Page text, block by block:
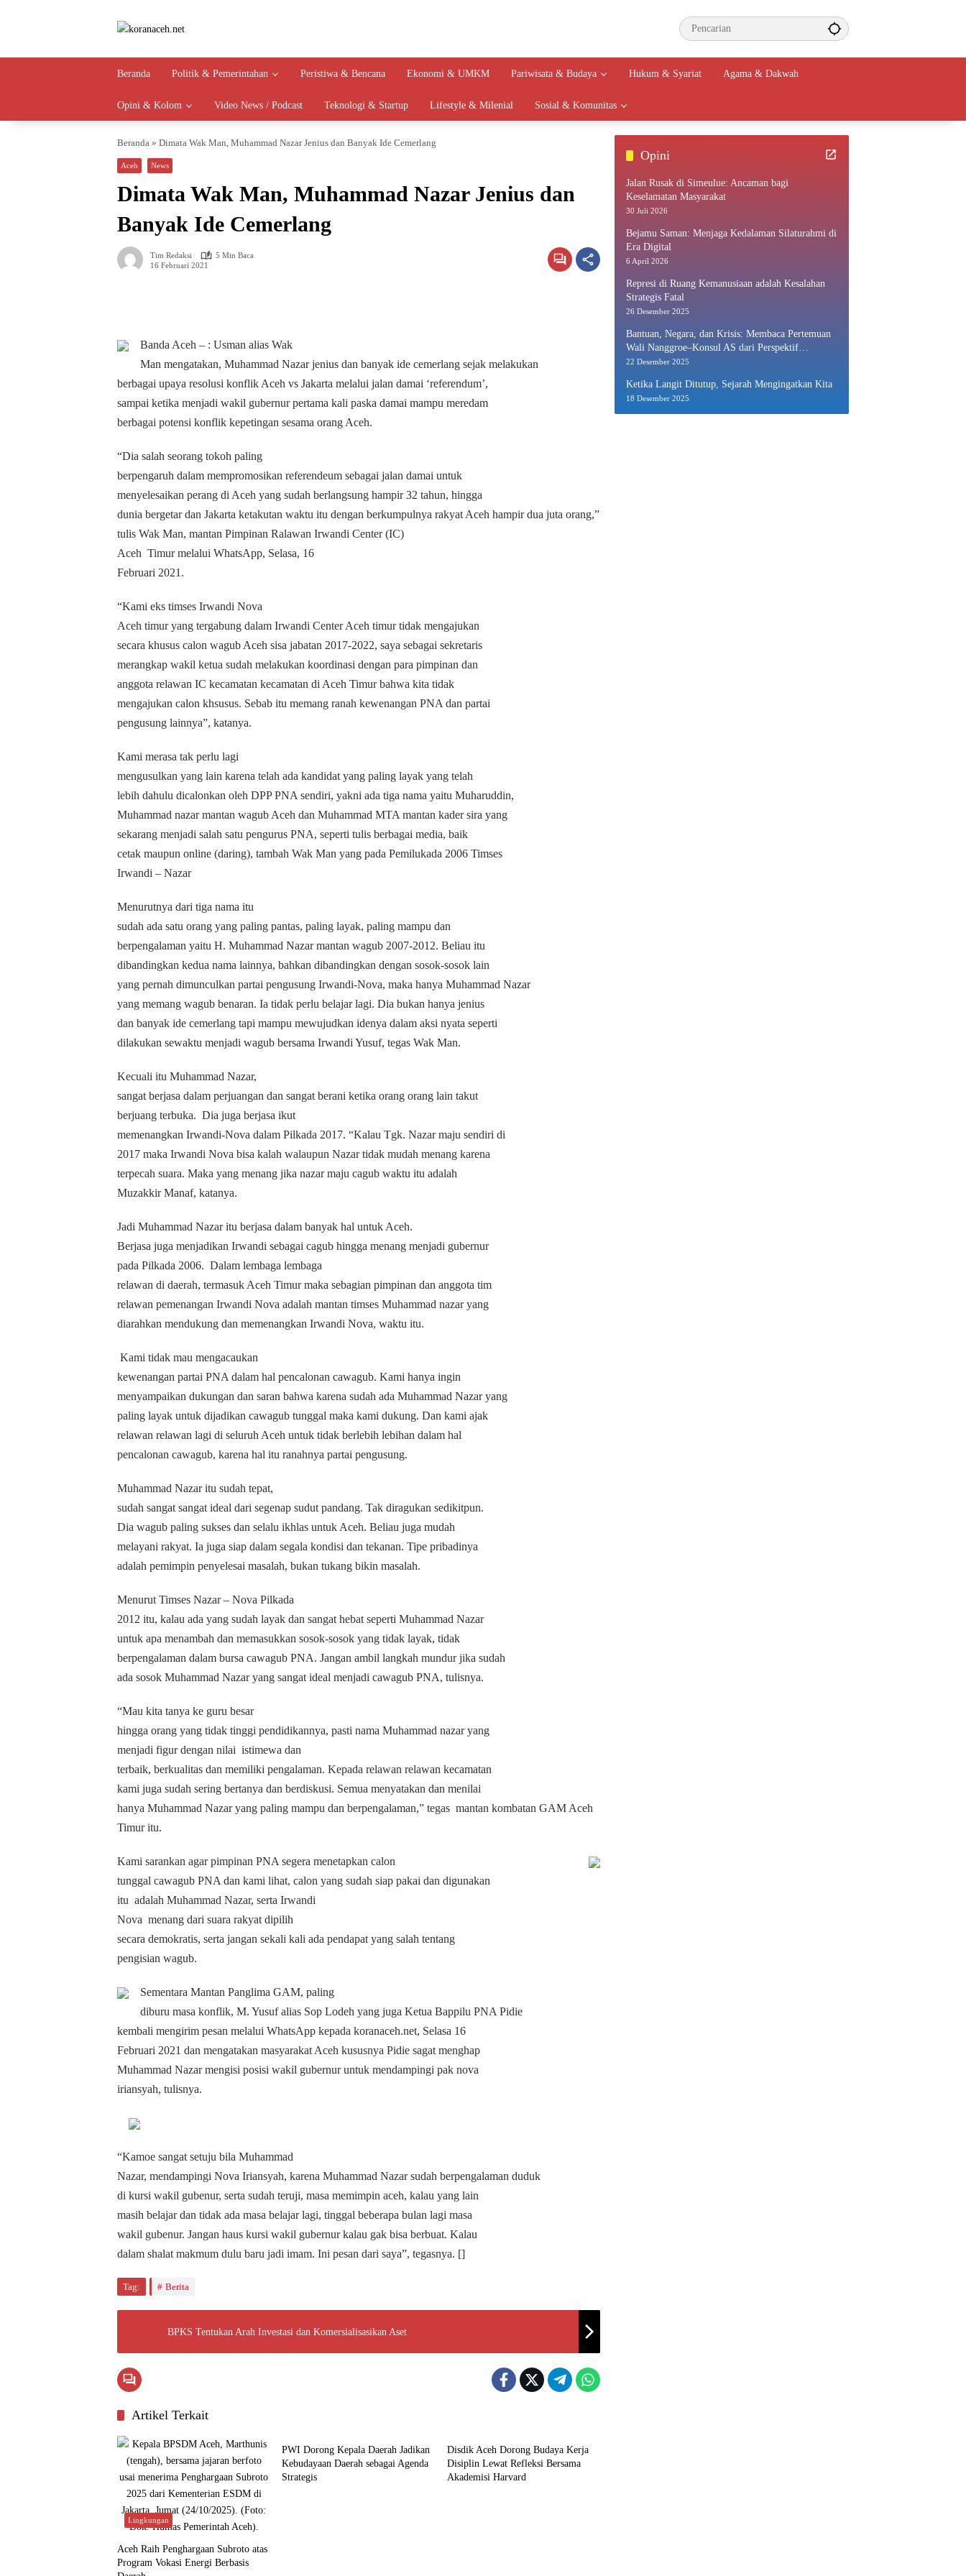
Beranda Politik & Pemerintahan Peristiwa & Bencana Ekonomi & UMKM Pariwisata & Budaya Hukum & Syariat Agama & Dakwah
Opini & Kolom Video News / Podcast Teknologi & Startup Lifestyle & Milenial Sosial & Komunitas
Beranda » Dimata Wak Man, Muhammad Nazar Jenius dan Banyak Ide Cemerlang
Aceh News
Dimata Wak Man, Muhammad Nazar Jenius dan
Banyak Ide Cemerlang
Tim Redaksi
5 Min Baca
16 Februari 2021
Banda Aceh – : Usman alias Wak
Man mengatakan, Muhammad Nazar jenius dan banyak ide cemerlang sejak melakukan
berbagai upaya resolusi konflik Aceh vs Jakarta melalui jalan damai ‘referendum’,
sampai ketika menjadi wakil gubernur pertama kali paska damai mampu meredam
berbagai potensi konflik kepetingan sesama orang Aceh.
“Dia salah seorang tokoh paling
berpengaruh dalam mempromosikan referendeum sebagai jalan damai untuk
menyelesaikan perang di Aceh yang sudah berlangsung hampir 32 tahun, hingga
dunia bergetar dan Jakarta ketakutan waktu itu dengan berkumpulnya rakyat Aceh hampir dua juta orang,”
tulis Wak Man, mantan Pimpinan Ralawan Irwandi Center (IC)
Aceh Timur melalui WhatsApp, Selasa, 16
Februari 2021.
“Kami eks timses Irwandi Nova
Aceh timur yang tergabung dalam Irwandi Center Aceh timur tidak mengajukan
secara khusus calon wagub Aceh sisa jabatan 2017-2022, saya sebagai sekretaris
merangkap wakil ketua sudah melakukan koordinasi dengan para pimpinan dan
anggota relawan IC kecamatan kecamatan di Aceh Timur bahwa kita tidak
mengajukan calon khsusus. Sebab itu memang ranah kewenangan PNA dan partai
pengusung lainnya”, katanya.
Kami merasa tak perlu lagi
mengusulkan yang lain karena telah ada kandidat yang paling layak yang telah
lebih dahulu dicalonkan oleh DPP PNA sendiri, yakni ada tiga nama yaitu Muharuddin,
Muhammad nazar mantan wagub Aceh dan Muhammad MTA mantan kader sira yang
sekarang menjadi salah satu pengurus PNA, seperti tulis berbagai media, baik
cetak maupun online (daring), tambah Wak Man yang pada Pemilukada 2006 Timses
Irwandi – Nazar
Menurutnya dari tiga nama itu
sudah ada satu orang yang paling pantas, paling layak, paling mampu dan
berpengalaman yaitu H. Muhammad Nazar mantan wagub 2007-2012. Beliau itu
dibandingkan kedua nama lainnya, bahkan dibandingkan dengan sosok-sosok lain
yang pernah dimunculkan partai pengusung Irwandi-Nova, maka hanya Muhammad Nazar
yang memang wagub benaran. Ia tidak perlu belajar lagi. Dia bukan hanya jenius
dan banyak ide cemerlang tapi mampu mewujudkan idenya dalam aksi nyata seperti
dilakukan sewaktu menjadi wagub bersama Irwandi Yusuf, tegas Wak Man.
Kecuali itu Muhammad Nazar,
sangat berjasa dalam perjuangan dan sangat berani ketika orang orang lain takut
berjuang terbuka. Dia juga berjasa ikut
memenangkan Irwandi-Nova dalam Pilkada 2017. “Kalau Tgk. Nazar maju sendiri di
2017 maka Irwandi Nova bisa kalah walaupun Nazar tidak mudah menang karena
terpecah suara. Maka yang menang jika nazar maju cagub waktu itu adalah
Muzakkir Manaf, katanya.
Jadi Muhammad Nazar itu berjasa dalam banyak hal untuk Aceh.
Berjasa juga menjadikan Irwandi sebagai cagub hingga menang menjadi gubernur
pada Pilkada 2006. Dalam lembaga lembaga
relawan di daerah, termasuk Aceh Timur maka sebagian pimpinan dan anggota tim
relawan pemenangan Irwandi Nova adalah mantan timses Muhammad nazar yang
diarahkan mendukung dan memenangkan Irwandi Nova, waktu itu.
Kami tidak mau mengacaukan
kewenangan partai PNA dalam hal pencalonan cawagub. Kami hanya ingin
menyampaikan dukungan dan saran bahwa karena sudah ada Muhammad Nazar yang
paling layak untuk dijadikan cawagub tunggal maka kami dukung. Dan kami ajak
relawan relawan lagi di seluruh Aceh untuk tidak berlebih lebihan dalam hal
pencalonan cawagub, karena hal itu ranahnya partai pengusung.
Muhammad Nazar itu sudah tepat,
sudah sangat sangat ideal dari segenap sudut pandang. Tak diragukan sedikitpun.
Dia wagub paling sukses dan selalu ikhlas untuk Aceh. Beliau juga mudah
melayani rakyat. Ia juga siap dalam segala kondisi dan tekanan. Tipe pribadinya
adalah pemimpin penyelesai masalah, bukan tukang bikin masalah.
Menurut Timses Nazar – Nova Pilkada
2012 itu, kalau ada yang sudah layak dan sangat hebat seperti Muhammad Nazar
untuk apa menambah dan memasukkan sosok-sosok yang tidak layak, tidak
berpengalaman dalam bursa cawagub PNA. Jangan ambil langkah mundur jika sudah
ada sosok Muhammad Nazar yang sangat ideal menjadi cawagub PNA, tulisnya.
“Mau kita tanya ke guru besar
hingga orang yang tidak tinggi pendidikannya, pasti nama Muhammad nazar yang
menjadi figur dengan nilai istimewa dan
terbaik, berkualitas dan memiliki pengalaman. Kepada relawan relawan kecamatan
kami juga sudah sering bertanya dan berdiskusi. Semua menyatakan dan menilai
hanya Muhammad Nazar yang paling mampu dan berpengalaman,” tegas mantan kombatan GAM Aceh
Timur itu.
Kami sarankan agar pimpinan PNA segera menetapkan calon
tunggal cawagub PNA dan kami lihat, calon yang sudah siap pakai dan digunakan
itu adalah Muhammad Nazar, serta Irwandi
Nova menang dari suara rakyat dipilih
secara demokratis, serta jangan sekali kali ada pendapat yang salah tentang
pengisian wagub.
Sementara Mantan Panglima GAM, paling
diburu masa konflik, M. Yusuf alias Sop Lodeh yang juga Ketua Bappilu PNA Pidie
kembali mengirim pesan melalui WhatsApp kepada koranaceh.net, Selasa 16
Februari 2021 dan mengatakan masyarakat Aceh kususnya Pidie sagat menghap
Muhammad Nazar mengisi posisi wakil gubernur untuk mendampingi pak nova
iriansyah, tulisnya.
“Kamoe sangat setuju bila Muhammad
Nazar, mendampingi Nova Iriansyah, karena Muhammad Nazar sudah berpengalaman duduk
di kursi wakil gubenur, serta sudah teruji, masa memimpin aceh, kalau yang lain
masih belajar dan tidak ada masa belajar lagi, tinggal beberapa bulan lagi masa
wakil gubenur. Jangan haus kursi wakil gubernur kalau gak bisa berbuat. Kalau
dalam shalat makmum dulu baru jadi imam. Ini pesan dari saya”, tegasnya. []
Tag: Berita
BPKS Tentukan Arah Investasi dan Komersialisasikan Aset
Artikel Terkait
Lingkungan
Aceh Raih Penghargaan Subroto atas
Program Vokasi Energi Berbasis
PWI Dorong Kepala Daerah Jadikan
Kebudayaan Daerah sebagai Agenda
Strategis
Disdik Aceh Dorong Budaya Kerja
Disiplin Lewat Refleksi Bersama
Akademisi Harvard
Opini
Jalan Rusak di Simeulue: Ancaman bagi
Keselamatan Masyarakat
30 Juli 2026
Bejamu Saman: Menjaga Kedalaman Silaturahmi di
Era Digital
6 April 2026
Represi di Ruang Kemanusiaan adalah Kesalahan
Strategis Fatal
26 Desember 2025
Bantuan, Negara, dan Krisis: Membaca Pertemuan
Wali Nanggroe–Konsul AS dari Perspektif
Ekonomi Politik
22 Desember 2025
Ketika Langit Ditutup, Sejarah Mengingatkan Kita
18 Desember 2025